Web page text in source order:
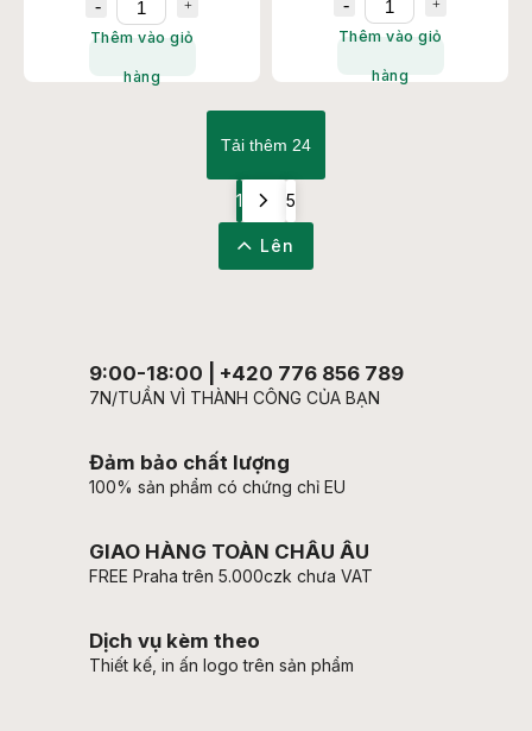
Thêm vào giỏ
hàng
Thêm vào giỏ
hàng
Tải thêm 24
1 5
Lên
9:00-18:00 | +420 776 856 789
7N/TUẦN VÌ THÀNH CÔNG CỦA BẠN
Đảm bảo chất lượng
100% sản phẩm có chứng chỉ EU
GIAO HÀNG TOÀN CHÂU ÂU
FREE Praha trên 5.000czk chưa VAT
Dịch vụ kèm theo
Thiết kế, in ấn logo trên sản phẩm